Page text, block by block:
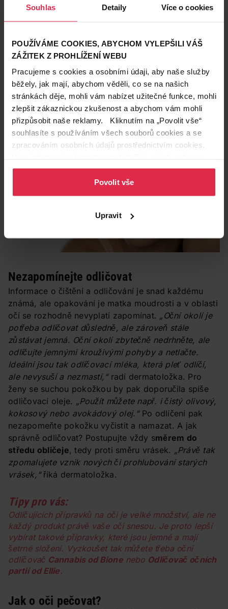
Souhlas Detaily Více o cookies
POUŽÍVÁME COOKIES, ABYCHOM VYLEPŠILI VÁŠ
ZÁŽITEK Z PROHLÍŽENÍ WEBU
Pracujeme s cookies a osobními údaji, aby naše služby
běžely, jak mají, abychom věděli, co se na našich
stránkách děje, mohli vám nabízet užitečné funkce, mohli
zlepšit zákaznickou zkušenost a abychom vám mohli
přizpůsobit naše reklamy. Kliknutím na „Povolit vše“
souhlasíte s používáním všech souborů cookies a se
zpracováním osobních údajů prostřednictvím cookies.
osobních údajů.
Povolit vše
Upravit
Na co si dávat pozor…
pokožku kolem očí patří a jakým látkám je lepší se
vyhnout. „Kůže kolem očí těžko snáší éterické oleje,
alkohol, ropné látky nebo jiné alergeny,“
vyjmenovává MUDr. Pokorná. Naopak vhodným
pomocníkem v boji proti vráskám, otokům nebo
kruhům pod očima jsou např. aloe vera, avokádový
olej nebo tzv. skvalen, což je látka získaná z
rostlinných olejů a fungující jako antioxidant.
Nezapomínejte odličovat
Informace o čištění a odličování je snad každému
známá, ale opakování je matka moudrosti a v oblasti
očí se rozhodně nevyplatí zapomínat. „Oční okolí je
potřeba odličovat důsledně, ale zároveň stále
zůstávat jemná. Oční okolí zbytečně nedrhněte, ale
odličujte jemnými krouživými pohyby a netlačte.
Ideální jsou tak odličovací mléka, která pleť odlíčí,
ale nevysuší a nezmastí,“radí dermatoložka. Pro
ženy se suchou pokožkou by pak doporučila spíše
odličovací oleje. „Použít můžete např. i čistý olivový,
kokosový nebo avokádový olej.“Po odlíčení pak
nezapomeňte pokožku vyčistit a namazat. A jak
správně odličovat? Postupujte vždy směrem do
středu obličeje, tedy proti směru vrásek. „Právě tak
zpomalujete vznik nových či prohlubování starých
vrásek,“říká dermatoložka.
Tipy pro vás:
Odličujících přípravků na oči je velké množství, ale ne
každý produkt právě vaše oči snesou. Je proto lepší
vybírat takové přípravky, které jsou jemné a mají
šetrné složení. Vyzkoušet tak můžete třeba oční
odličovač Cannabis od Bionenebo Odličovač očních
partií od Ellie.
Jak o oči pečovat?